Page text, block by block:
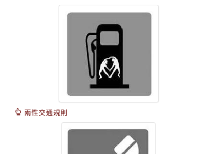
兩性交通規則